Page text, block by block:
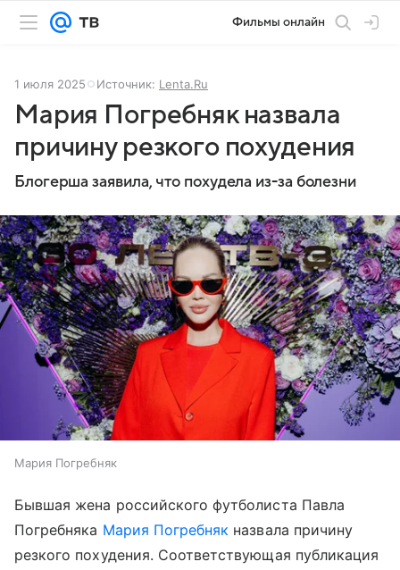
Фильмы онлайн
1 июля 2025 Источник: Lenta.Ru
Мария Погребняк назвала
причину резкого похудения
Блогерша заявила, что похудела из-за болезни
Мария Погребняк
Бывшая жена российского футболиста Павла
Погребняка Мария Погребняк назвала причину
резкого похудения. Соответствующая публикация